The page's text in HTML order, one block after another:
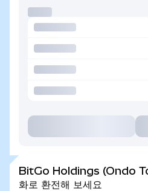
BitGo Holdings (Ondo
화로 환전해 보세요